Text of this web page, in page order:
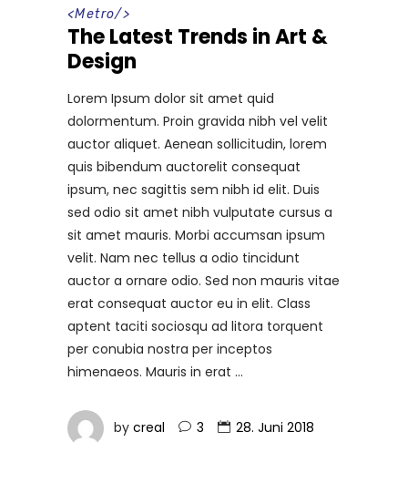
<Metro/>
The Latest Trends in Art &
Design
Lorem Ipsum dolor sit amet quid
dolormentum. Proin gravida nibh vel velit
auctor aliquet. Aenean sollicitudin, lorem
quis bibendum auctorelit consequat
ipsum, nec sagittis sem nibh id elit. Duis
sed odio sit amet nibh vulputate cursus a
sit amet mauris. Morbi accumsan ipsum
velit. Nam nec tellus a odio tincidunt
auctor a ornare odio. Sed non mauris vitae
erat consequat auctor eu in elit. Class
aptent taciti sociosqu ad litora torquent
per conubia nostra per inceptos
himenaeos. Mauris in erat
by creal 3 28. Juni 2018